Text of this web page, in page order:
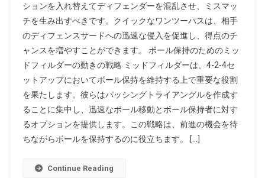
ションを入れ替えてディフェンダーを混乱させ、ミスマッ
チを生み出すべきです。クイックなワンツーパスは、相手
のディフェンスサードへの迅速な侵入を促進し、得点のチ
ャンスを増やすことができます。 ボール保持のためのミッ
ドフィルダーの動きの戦略 ミッドフィルダーは、4-2-4セ
ットアップにおいてボール保持を維持する上で重要な役割
を果たします。彼らはパッシングトライアングルを作成す
ることに集中し、迅速なボール移動とボール保持者に対す
るオプションを提供します。この戦略は、前進の機会を待
ちながらボールを保持するのに役立ちます。 […]
Continue Reading